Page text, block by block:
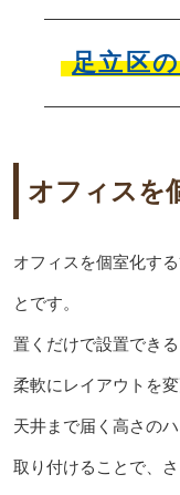
足立区
オフィスを
オフィスを個室化す
とです。
置くだけで設置でき
柔軟にレイアウトを
天井まで届く高さの
取り付けることで、